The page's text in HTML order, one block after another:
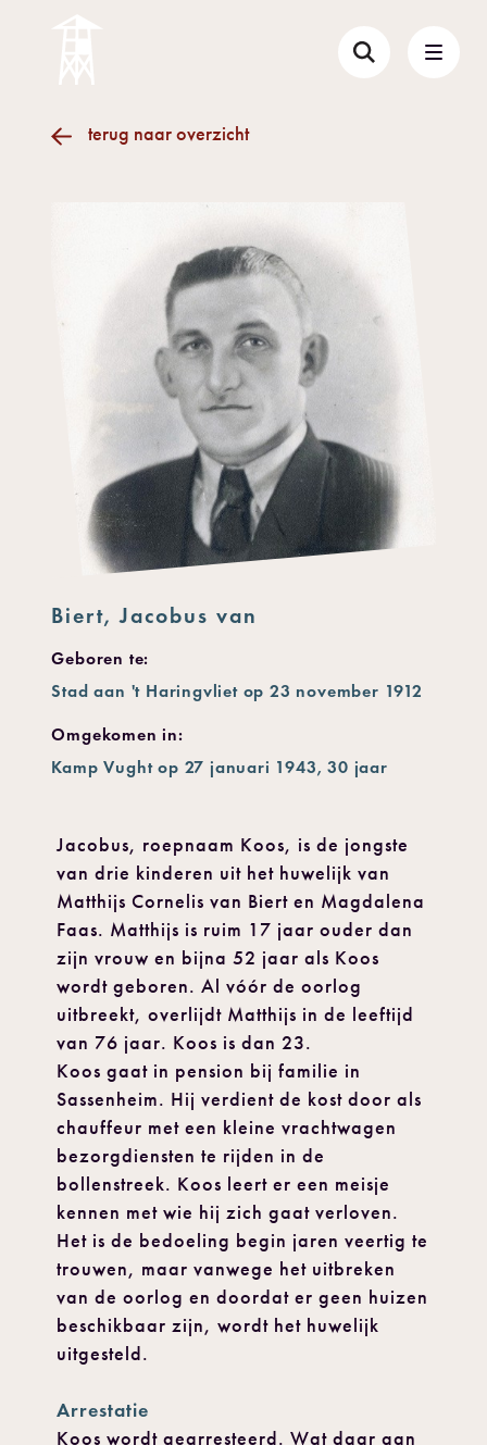
terug naar overzicht
Biert, Jacobus van
Geboren te:
Stad aan 't Haringvliet op 23 november 1912
Omgekomen in:
Kamp Vught op 27 januari 1943, 30 jaar
Jacobus, roepnaam Koos, is de jongste
van drie kinderen uit het huwelijk van
Matthijs Cornelis van Biert en Magdalena
Faas. Matthijs is ruim 17 jaar ouder dan
zijn vrouw en bijna 52 jaar als Koos
wordt geboren. Al vóór de oorlog
uitbreekt, overlijdt Matthijs in de leeftijd
van 76 jaar. Koos is dan 23.
Koos gaat in pension bij familie in
Sassenheim. Hij verdient de kost door als
chauffeur met een kleine vrachtwagen
bezorgdiensten te rijden in de
bollenstreek. Koos leert er een meisje
kennen met wie hij zich gaat verloven.
Het is de bedoeling begin jaren veertig te
trouwen, maar vanwege het uitbreken
van de oorlog en doordat er geen huizen
beschikbaar zijn, wordt het huwelijk
uitgesteld.
Arrestatie
Koos wordt gearresteerd. Wat daar aan